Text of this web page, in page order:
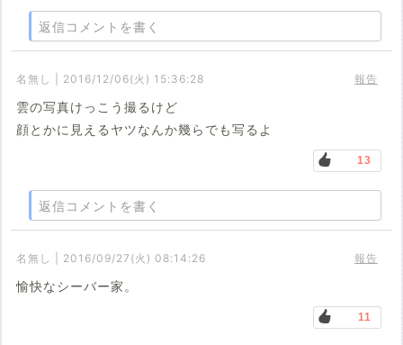
返信コメントを書く
名無し | 2016/12/06(火) 15:36:28 報告
雲の写真けっこう撮るけど
顔とかに見えるヤツなんか幾らでも写るよ
13
返信コメントを書く
名無し | 2016/09/27(火) 08:14:26 報告
愉快なシーバー家。
11